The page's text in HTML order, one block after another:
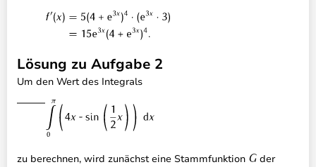
Lösung zu Aufgabe 2
Um den Wert des Integrals
zu berechnen, wird zunächst eine Stammfunktion
der